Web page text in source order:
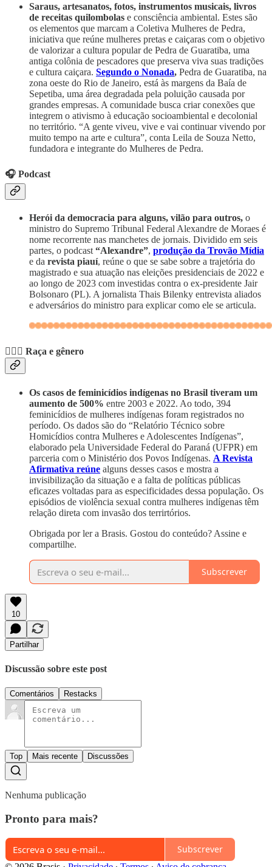
Saraus, artesanatos, fotos, instrumentos musicais, livros
de receitas quilombolas e consciência ambiental. Estes são
os elementos que marcam a Coletiva Mulheres de Pedra,
iniciativa que reúne mulheres pretas e caiçaras com o objetivo
de valorizar a cultura popular de Pedra de Guaratiba, uma
antiga colônia de pescadores que preserva viva suas tradições
e cultura caiçara. Segundo o Nonada, Pedra de Guaratiba, na
zona oeste do Rio de Janeiro, está às margens da Baía de
Sepetiba, uma área degradada pela poluição causada por
grandes empresas. A comunidade busca criar conexões que
integrem o ativismo à educação socioambiental e decolonial
no território. “A gente viveu, vive e vai continuar vivendo por
muito tempo na arte e cultura”, conta Leila de Souza Netto,
fundadora e integrante do Mulheres de Pedra.
🎧 Podcast
Herói da democracia para alguns, vilão para outros, o
ministro do Supremo Tribunal Federal Alexandre de Moraes é
nome recorrente nas manchetes de jornais. Dividido em seis
partes, o podcast “Alexandre”, produção da Trovão Mídia
e da revista piauí, reúne o que se sabe sobre a trajetória do
magistrado e sua atuação nas eleições presidenciais de 2022 e
ao longo de 2023 com investidas contra o ex-presidente Jair
Bolsonaro (PL). A jornalista Thais Bilenky entrevista aliados
e adversários do ministro para explicar como ele se articula.
🙋🏾‍♀️ Raça e gênero
Os casos de feminicídios indígenas no Brasil tiveram um
aumento de 500% entre 2003 e 2022. Ao todo, 394
feminicídios de mulheres indígenas foram registrados no
período. Os dados são do “Relatório Técnico sobre
Homicídios contra Mulheres e Adolescentes Indígenas”,
elaborado pela Universidade Federal do Paraná (UFPR) em
parceria com o Ministério dos Povos Indígenas. A Revista
Afirmativa reúne alguns desses casos e mostra a
invisibilização da situação e a falta de políticas públicas
eficazes voltadas para as especificidades dessa população. Os
episódios de violência sexual contra mulheres indígenas têm
relação direta com invasão dos terrirtórios.
Obrigada por ler a Brasis. Gostou do conteúdo? Assine e
compartilhe.
Subscrever
10
Partilhar
Discussão sobre este post
Comentários Restacks
Top Mais recente Discussões
Nenhuma publicação
Pronto para mais?
Subscrever